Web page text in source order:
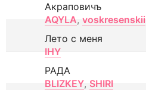
Акраповичъ
AQYLA, voskresenskii
Лето с меня
IHY
РАДА
BLIZKEY, SHIRI